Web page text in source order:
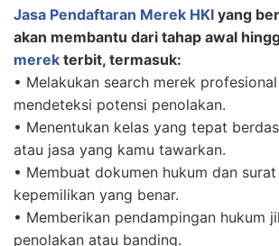
Jasa Pendaftaran Merek HKI yang
akan membantu dari tahap awal
merek terbit, termasuk:
• Melakukan search merek
mendeteksi potensi penolakan.
• Menentukan kelas yang tepat
atau jasa yang kamu tawarkan.
• Membuat dokumen hukum dan
kepemilikan yang benar.
• Memberikan pendampingan hukum
penolakan atau banding.